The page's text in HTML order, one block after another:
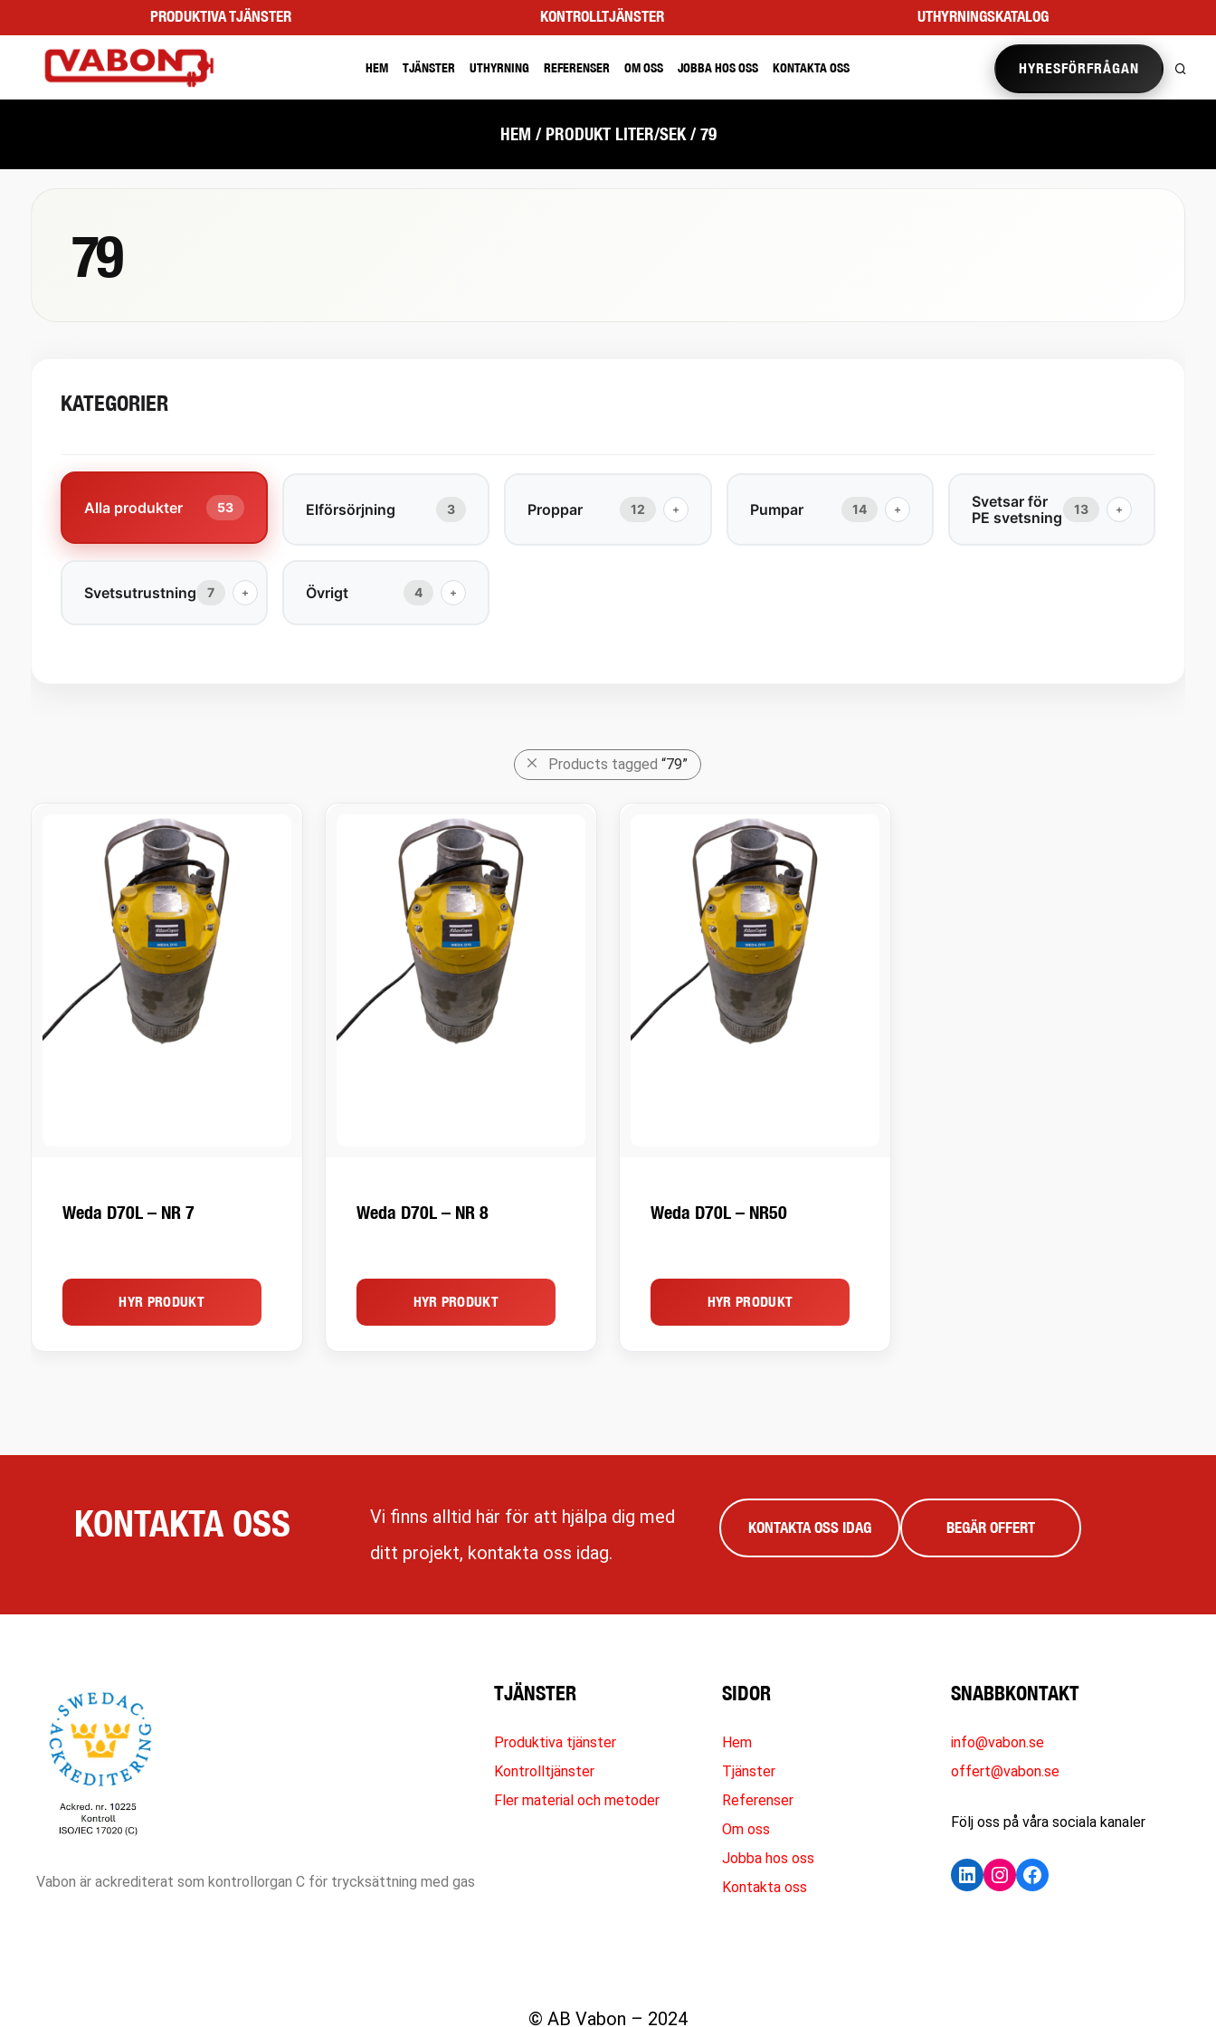
PRODUKTIVA TJÄNSTER KONTROLLTJÄNSTER UTHYRNINGSKATALOG
HEM TJÄNSTER UTHYRNING REFERENSER OM OSS JOBBA HOS OSS KONTAKTA OSS HYRESFÖRFRÅGAN
HEM / PRODUKT LITER/SEK / 79
79
KATEGORIER
Alla produkter 53 Elförsörjning 3 Proppar 12 + Pumpar 14 +
Svetsar för
PE svetsning
13 +
Svetsutrustning 7 + Övrigt 4 +
Products tagged“79”
Weda D70L – NR 7
HYR PRODUKT
Weda D70L – NR 8
HYR PRODUKT
Weda D70L – NR50
HYR PRODUKT
KONTAKTA OSS
Vi finns alltid här för att hjälpa dig med
ditt projekt, kontakta oss idag.
KONTAKTA OSS IDAG BEGÄR OFFERT
Vabon är ackrediterat som kontrollorgan C för trycksättning med gas
TJÄNSTER
Produktiva tjänster
Kontrolltjänster
Fler material och metoder
SIDOR
Hem
Tjänster
Referenser
Om oss
Jobba hos oss
Kontakta oss
SNABBKONTAKT
info@vabon.se
offert@vabon.se
Följ oss på våra sociala kanaler
LinkedIn
Instagram
Facebook
© AB Vabon – 2024